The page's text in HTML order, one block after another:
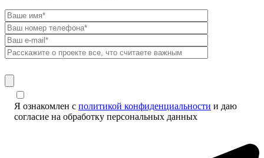
Я ознакомлен с политикой конфиденциальности и даю
согласие на обработку персональных данных